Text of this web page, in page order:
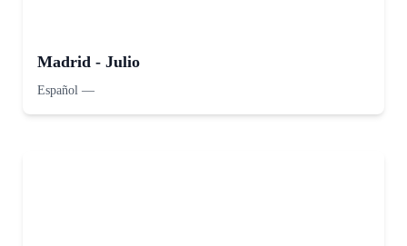
Madrid - Julio
Español —